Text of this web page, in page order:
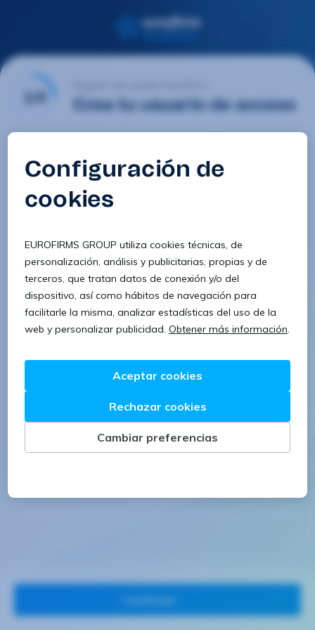
1/4 Crea tu usuario de acceso
Contraseña
Confirmar contraseña
8 caracteres 1 letra minúscula
1 letra mayúscula 1 número